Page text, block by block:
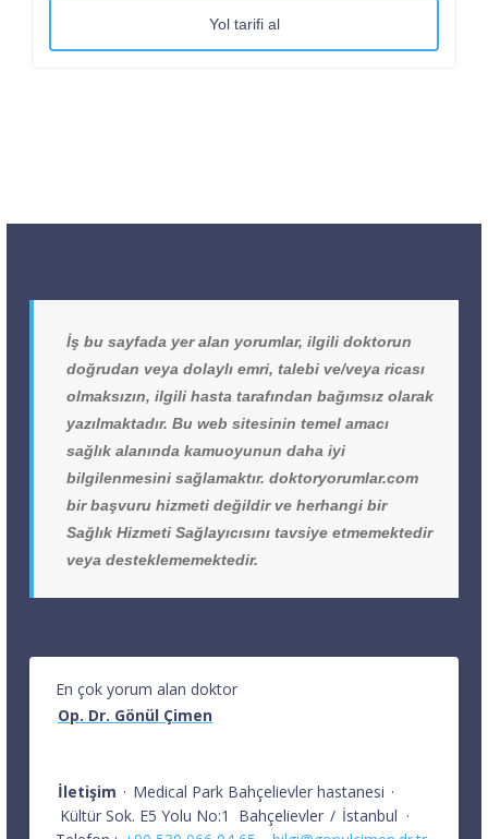
Yol tarifi al
İş bu sayfada yer alan yorumlar, ilgili doktorun
doğrudan veya dolaylı emri, talebi ve/veya ricası
olmaksızın, ilgili hasta tarafından bağımsız olarak
yazılmaktadır. Bu web sitesinin temel amacı
sağlık alanında kamuoyunun daha iyi
bilgilenmesini sağlamaktır. doktoryorumlar.com
bir başvuru hizmeti değildir ve herhangi bir
Sağlık Hizmeti Sağlayıcısını tavsiye etmemektedir
veya desteklememektedir.
En çok yorum alan doktor
Op. Dr. Gönül Çimen
İletişim · Medical Park Bahçelievler hastanesi ·
Kültür Sok. E5 Yolu No:1
Bahçelievler / İstanbul ·